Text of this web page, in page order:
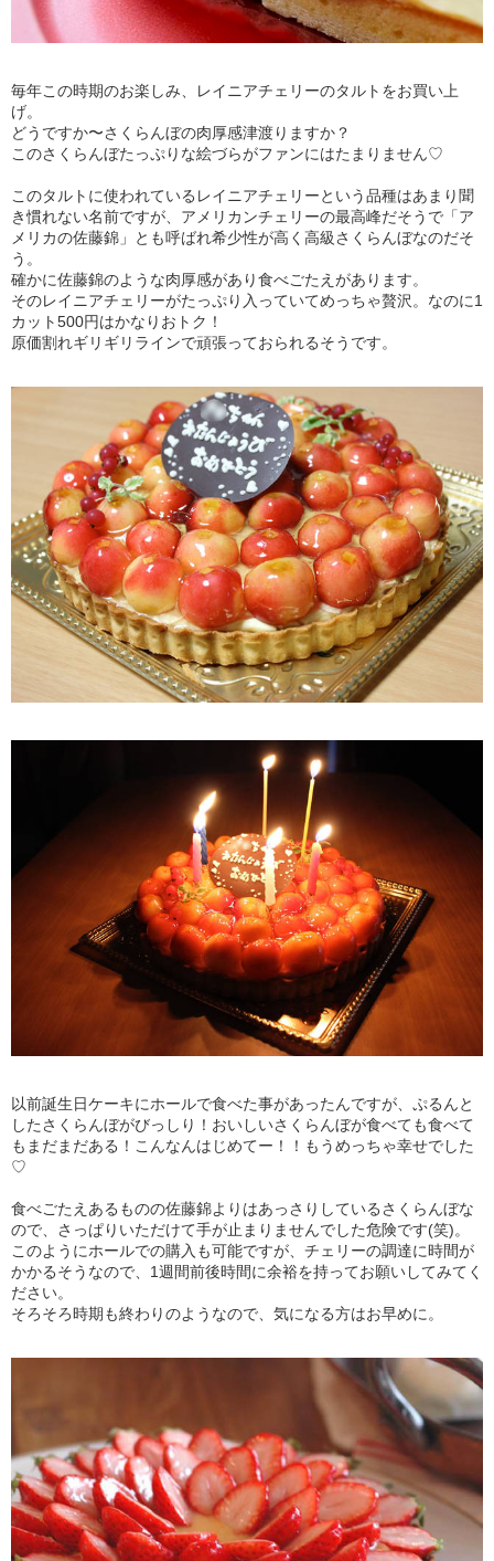
毎年この時期のお楽しみ、レイニアチェリーのタルトをお買い上
げ。
どうですか〜さくらんぼの肉厚感津渡りますか？
このさくらんぼたっぷりな絵づらがファンにはたまりません♡
このタルトに使われているレイニアチェリーという品種はあまり聞
き慣れない名前ですが、アメリカンチェリーの最高峰だそうで「ア
メリカの佐藤錦」とも呼ばれ希少性が高く高級さくらんぼなのだそ
う。
確かに佐藤錦のような肉厚感があり食べごたえがあります。
そのレイニアチェリーがたっぷり入っていてめっちゃ贅沢。なのに1
カット500円はかなりおトク！
原価割れギリギリラインで頑張っておられるそうです。
以前誕生日ケーキにホールで食べた事があったんですが、ぷるんと
したさくらんぼがびっしり！おいしいさくらんぼが食べても食べて
もまだまだある！こんなんはじめてー！！もうめっちゃ幸せでした
♡
食べごたえあるものの佐藤錦よりはあっさりしているさくらんぼな
ので、さっぱりいただけて手が止まりませんでした危険です(笑)。
このようにホールでの購入も可能ですが、チェリーの調達に時間が
かかるそうなので、1週間前後時間に余裕を持ってお願いしてみてく
ださい。
そろそろ時期も終わりのようなので、気になる方はお早めに。